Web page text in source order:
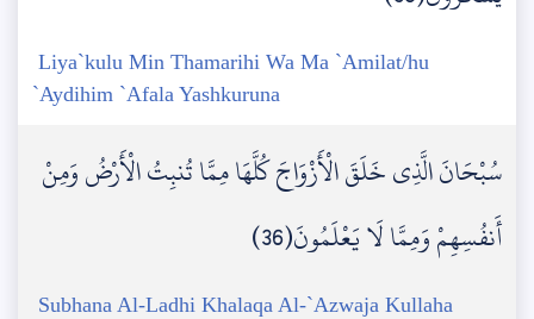
Liya`kulu Min Thamarihi Wa Ma `Amilat/hu
`Aydihim `Afala Yashkuruna
سُبْحَانَ الَّذِي خَلَقَ الْأَزْوَاجَ كُلَّهَا مِمَّا تُنبِتُ الْأَرْضُ وَمِنْ
أَنفُسِهِمْ وَمِمَّا لَا يَعْلَمُونَ(36)
Subhana Al-Ladhi Khalaqa Al-`Azwaja Kullaha